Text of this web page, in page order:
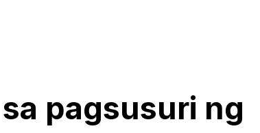
pagsusuri ng